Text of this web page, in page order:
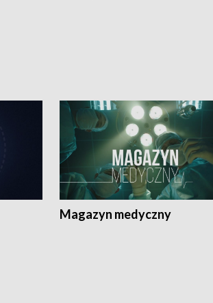
Magazyn medyczny